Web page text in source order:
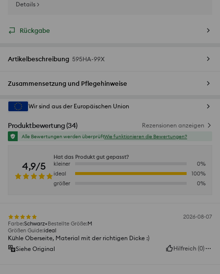
Details >
Rückgabe
Artikelbeschreibung 595HA-99X
Zusammensetzung und Pflegehinweise
Wir sind aus der Europäischen Union
Produktbewertung(34) Rezensionen anzeigen
Alle Bewertungen werden überprüftWie funktionieren die Bewertungen?
4,9/5
Hat das Produkt gut gepasst?
kleiner
0%
ideal
100%
größer
0%
2026-08-07
Farbe:Schwarz Bestellte Größe:M
Größen Guide:ideal
Kühle Oberseite, Material mit der richtigen Dicke :)
Siehe Original
Hilfreich (0)